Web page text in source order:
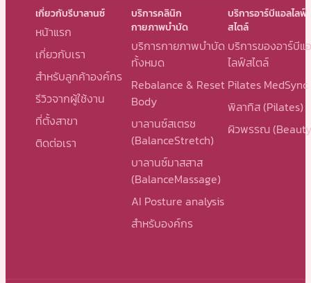
เกี่ยวกับรีบาลานซ์
หน้าแรก
เกี่ยวกับเรา
สำหรับลูกค้าองค์กร
รีวิวจากผู้ใช้งาน
ที่ตั้งสาขา
ติดต่อเรา
บริการคลินิก
กายภาพบำบัด
บริการกายภาพบำบัด
ทั้งหมด
Rebalance & Reset
Body
บาลานซ์สเตรช
(BalanceStretch)
บาลานซ์มาสสาส
(BalanceMassage)
AI Posture analysis
สำหรับองค์กร
บริการอาร์บีแอลไลฟ์
สไตล์
บริการของอาร์บีแ
ไลฟ์สไตล์
Pilates MedSync
พิลาทิส (Pilates)
ผิวพรรณ